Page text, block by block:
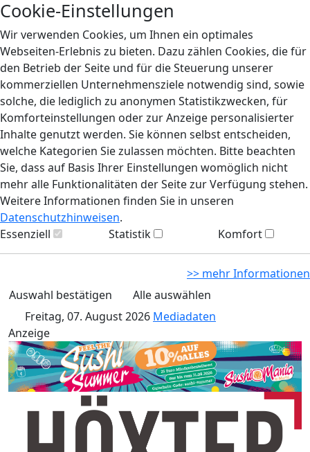
Cookie-Einstellungen
Wir verwenden Cookies, um Ihnen ein optimales
Webseiten-Erlebnis zu bieten. Dazu zählen Cookies, die für
den Betrieb der Seite und für die Steuerung unserer
kommerziellen Unternehmensziele notwendig sind, sowie
solche, die lediglich zu anonymen Statistikzwecken, für
Komforteinstellungen oder zur Anzeige personalisierter
Inhalte genutzt werden. Sie können selbst entscheiden,
welche Kategorien Sie zulassen möchten. Bitte beachten
Sie, dass auf Basis Ihrer Einstellungen womöglich nicht
mehr alle Funktionalitäten der Seite zur Verfügung stehen.
Weitere Informationen finden Sie in unseren
Datenschutzhinweisen.
Essenziell
Statistik Komfort
>> mehr Informationen
Auswahl bestätigen
Alle auswählen
Freitag, 07. August 2026 Mediadaten
Anzeige